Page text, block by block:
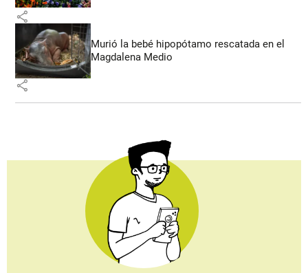
share
Murió la bebé hipopótamo rescatada en el
Magdalena Medio
share